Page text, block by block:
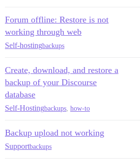
Forum offline: Restore is not
working through web
Self-hostingbackups
Create, download, and restore a
backup of your Discourse
database
Self-Hostingbackups how-to
Backup upload not working
Supportbackups